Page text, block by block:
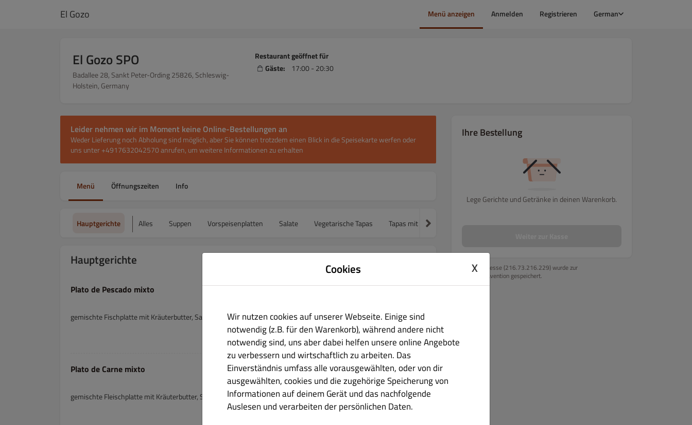
El Gozo Menü anzeigen Anmelden Registrieren German
El Gozo SPO
Badallee 28, Sankt Peter-Ording 25826, Schleswig-
Holstein, Germany
Restaurant geöffnet für
Gäste:
17:00 - 20:30
Leider nehmen wir im Moment keine Online-Bestellungen an
Weder Lieferung noch Abholung sind möglich, aber Sie können trotzdem einen Blick in die Speisekarte werfen oder
uns unter +4917632042570 anrufen, um weitere Informationen zu erhalten
Menü Öffnungszeiten Info
Hauptgerichte Alles Suppen Vorspeisenplatten Salate Vegetarische Tapas Tapas mit Fleisch
Hauptgerichte
Plato de Pescado mixto
gemischte Fischplatte mit Kräuterbutter, Salat und Rosmarinkartoffeln
Plato de Carne mixto € 22.90
gemischte Fleischplatte mit Kräuterbutter, Salat und Rosmarinkartoffeln
Ihre Bestellung
Lege Gerichte und Getränke in deinen Warenkorb.
Ihre IP-Adresse (216.73.216.229) wurde zur
Betrugsprävention gespeichert.
Cookies X
Wir nutzen cookies auf unserer Webseite. Einige sind
notwendig (z.B. für den Warenkorb), während andere nicht
notwendig sind, uns aber dabei helfen unsere online Angebote
zu verbessern und wirtschaftlich zu arbeiten. Das
Einverständnis umfass alle vorausgewählten, oder von dir
ausgewählten, cookies und die zugehörige Speicherung von
Informationen auf deinem Gerät und das nachfolgende
Auslesen und verarbeiten der persönlichen Daten.